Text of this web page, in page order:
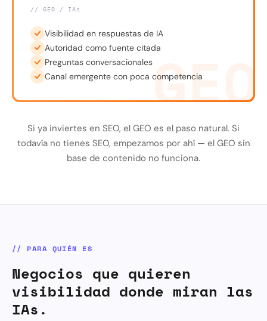
GEO
// GEO / IAs
Visibilidad en respuestas de IA
Autoridad como fuente citada
Preguntas conversacionales
Canal emergente con poca competencia
Si ya inviertes en SEO, el GEO es el paso natural. Si
todavía no tienes SEO, empezamos por ahí — el GEO sin
base de contenido no funciona.
// PARA QUIÉN ES
Negocios que quieren
visibilidad donde miran las
IAs.